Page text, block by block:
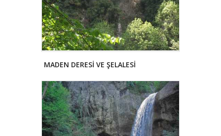
MADEN DERESİ VE ŞELALESİ